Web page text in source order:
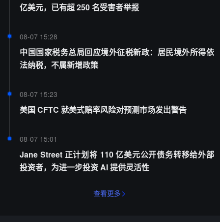
亿美元，已有超 250 名受害者举报
08-07 15:28
中国国家税务总局回应境外征税新政：居民境外所得依
法纳税，不属新增政策
08-07 15:23
美国 CFTC 就美式赔率风险对预测市场发出警告
08-07 15:01
Jane Street 正计划将 110 亿美元公开债务转移给外部
投资者，为进一步投资 AI 提供灵活性
查看更多